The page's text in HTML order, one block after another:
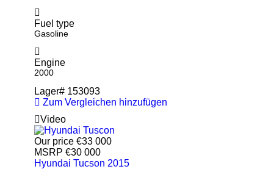
Fuel type
Gasoline
Engine
2000
Lager# 153093
Zum Vergleichen hinzufügen
Video
Our price €33 000
MSRP €30 000
Hyundai Tucson 2015